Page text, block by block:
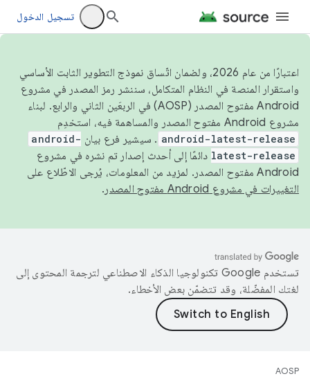
تسجيل الدخول
اعتبارًا من عام 2026، ولضمان اتّساق نموذج التطوير الثابت الأساسي
واستقرار المنصة في النظام المتكامل، سننشر رمز المصدر في مشروع
Android مفتوح المصدر (AOSP) في الربعَين الثاني والرابع. لبناء
مشروع Android مفتوح المصدر والمساهمة فيه، استخدِم
android-latest-release . سيشير فرع بيان android-
latest-release دائمًا إلى أحدث إصدار تم نشره في مشروع
Android مفتوح المصدر. لمزيد من المعلومات، يُرجى الاطّلاع على
التغييرات في مشروع Android مفتوح المصدر
.
تستخدم Google تكنولوجيا الذكاء الاصطناعي لترجمة المحتوى إلى
لغتك المفضّلة، وقد تتضمّن بعض الأخطاء.
AOSP